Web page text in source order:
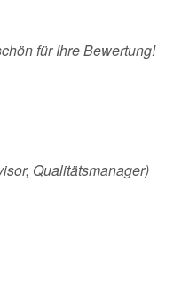
für Ihre Bewertung!
Qualitätsmanager)